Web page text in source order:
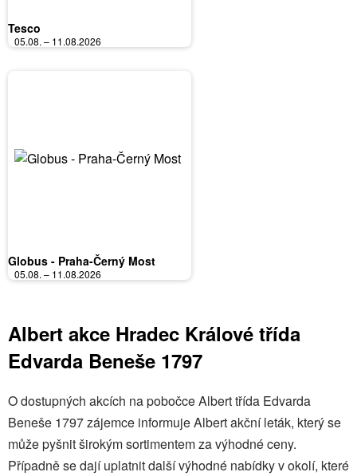
Tesco
05.08. – 11.08.2026
Globus - Praha-Černý Most
05.08. – 11.08.2026
Albert akce Hradec Králové třída
Edvarda Beneše 1797
O dostupných akcích na pobočce Albert třída Edvarda
Beneše 1797 zájemce informuje Albert akční leták, který se
může pyšnit širokým sortimentem za výhodné ceny.
Případně se dají uplatnit další výhodné nabídky v okolí, které